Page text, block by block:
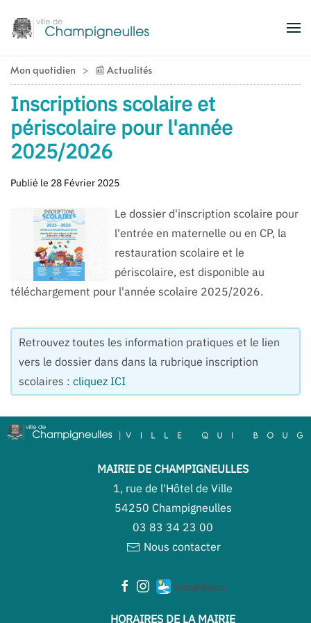
Accéder au contenu principal
Mon quotidien 📰 Actualités
Inscriptions scolaire et
périscolaire pour l'année
2025/2026
Publié le 28 Février 2025
Le dossier d'inscription scolaire pour
l'entrée en maternelle ou en CP, la
restauration scolaire et le
périscolaire, est disponible au
téléchargement pour l'année scolaire 2025/2026.
Retrouvez toutes les information pratiques et le lien
vers le dossier dans dans la rubrique inscription
scolaires : cliquez ICI
MAIRIE DE CHAMPIGNEULLES
1, rue de l'Hôtel de Ville
54250 Champigneulles
03 83 34 23 00
Nous contacter
HORAIRES DE LA MAIRIE